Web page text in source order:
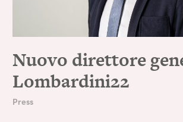
Nuovo direttore
Lombardini22
Press